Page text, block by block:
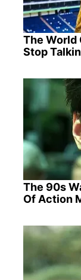
The World
Stop
The 90s
Of Action